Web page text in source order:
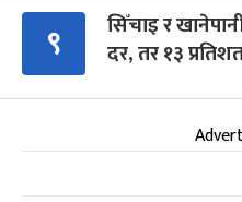
९
सिँचाइ र
दर, तर १३